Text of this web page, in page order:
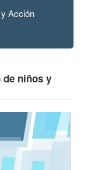
Acción
de niños y